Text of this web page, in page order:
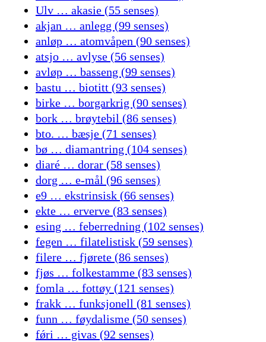
Ulv … akasie (55 senses)
akjan … anlegg (99 senses)
anløp … atomvåpen (90 senses)
atsjo … avlyse (56 senses)
avløp … basseng (99 senses)
bastu … biotitt (93 senses)
birke … borgarkrig (90 senses)
bork … brøytebil (86 senses)
bto. … bæsje (71 senses)
bø … diamantring (104 senses)
diaré … dorar (58 senses)
dorg … e-mål (96 senses)
e9 … ekstrinsisk (66 senses)
ekte … erverve (83 senses)
esing … feberredning (102 senses)
fegen … filatelistisk (59 senses)
filere … fjørete (86 senses)
fjøs … folkestamme (83 senses)
fomla … fottøy (121 senses)
frakk … funksjonell (81 senses)
funn … føydalisme (50 senses)
fǿri … givas (92 senses)